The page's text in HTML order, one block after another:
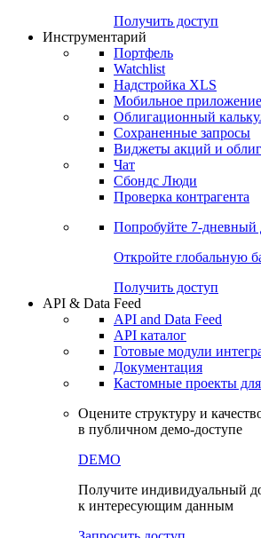
Получить доступ
Инструментарий
Портфель
Watchlist
Надстройка XLS
Мобильное
Облигационный
Сохраненные запросы
Виджеты акций и
Чат
Сбондс Люди
Проверка контрагента
Попробуйте 7-дневный
Откройте глобальную
Получить доступ
API & Data Feed
API and Data Feed
API каталог
Готовые модули
Документация
Кастомные проекты для
Оцените структуру и
в публичном демо-доступе
DEMO
Получите индивидуальный
к интересующим данным